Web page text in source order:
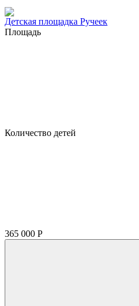
Детская площадка Ручеек
Площадь
Количество детей
365 000 Р